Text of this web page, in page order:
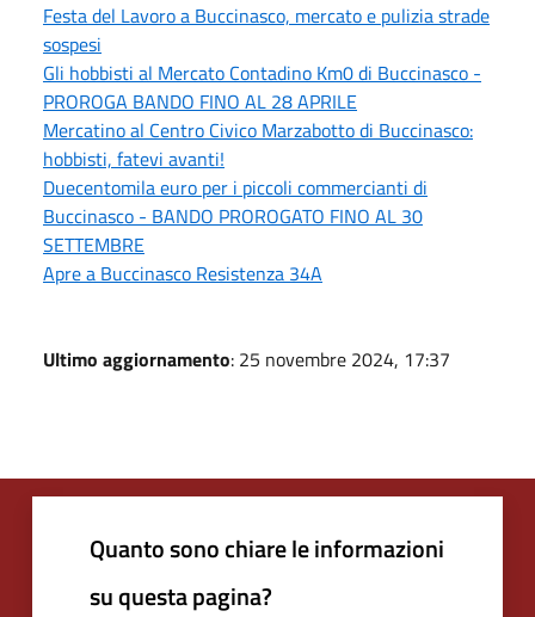
Festa del Lavoro a Buccinasco, mercato e pulizia strade
sospesi
Gli hobbisti al Mercato Contadino Km0 di Buccinasco -
PROROGA BANDO FINO AL 28 APRILE
Mercatino al Centro Civico Marzabotto di Buccinasco:
hobbisti, fatevi avanti!
Duecentomila euro per i piccoli commercianti di
Buccinasco - BANDO PROROGATO FINO AL 30
SETTEMBRE
Apre a Buccinasco Resistenza 34A
Ultimo aggiornamento: 25 novembre 2024, 17:37
Quanto sono chiare le informazioni
su questa pagina?